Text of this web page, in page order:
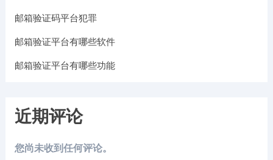
邮箱验证码平台犯罪
邮箱验证平台有哪些软件
邮箱验证平台有哪些功能
近期评论
您尚未收到任何评论。